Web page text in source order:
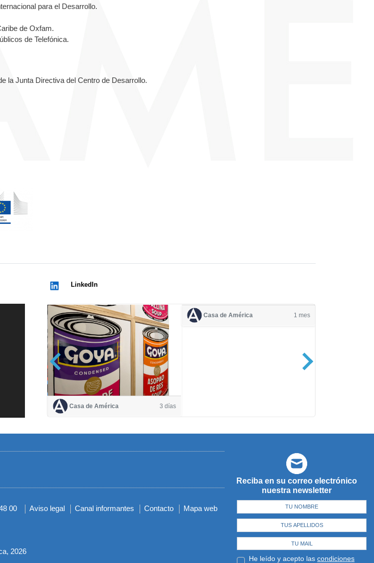
para el Desarrollo.
de Oxfam.
de Telefónica.
la Junta Directiva del Centro de Desarrollo.
LinkedIn
Casa de América 3 días
Casa de América 1 mes
Reciba en su correo electrónico
nuestra newsletter
He leído y acepto las condiciones
00
Menú
pie
Aviso legal Canal informantes Contacto Mapa web
2026